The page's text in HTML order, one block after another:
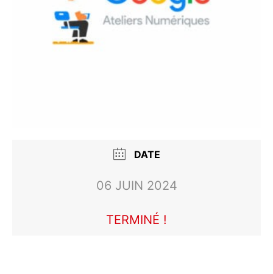
DATE
06 JUIN 2024
TERMINÉ !